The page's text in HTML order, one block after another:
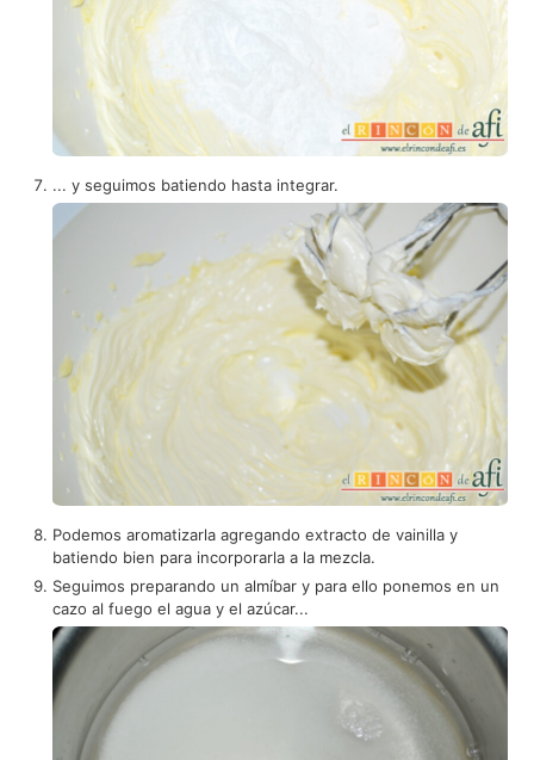
... y seguimos batiendo hasta integrar.
Podemos aromatizarla agregando extracto de vainilla y
batiendo bien para incorporarla a la mezcla.
Seguimos preparando un almíbar y para ello ponemos en un
cazo al fuego el agua y el azúcar...